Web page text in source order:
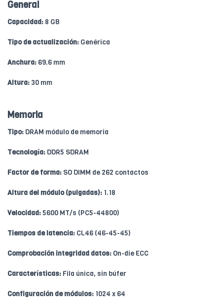
General
Capacidad: 8 GB
Tipo de actualización: Genérica
Anchura: 69.6 mm
Altura: 30 mm
Memoria
Tipo: DRAM módulo de memoria
Tecnología: DDR5 SDRAM
Factor de forma: SO DIMM de 262 contactos
Altura del módulo (pulgadas): 1.18
Velocidad:5600 MT/s (PC5-44800)
Tiempos de latencia: CL46 (46-45-45)
Comprobación integridad datos: On-die ECC
Características: Fila única, sin búfer
Configuración de módulos: 1024 x 64